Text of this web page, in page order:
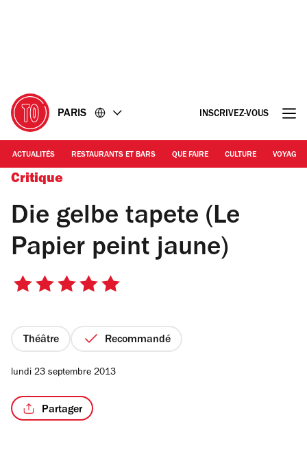
PARIS INSCRIVEZ-VOUS
ACTUALITÉS RESTAURANTS ET BARS QUE FAIRE CULTURE VOYAGE
Critique
Die gelbe tapete (Le
Papier peint jaune)
5
étoiles
Théâtre Recommandé
lundi 23 septembre 2013
Partager